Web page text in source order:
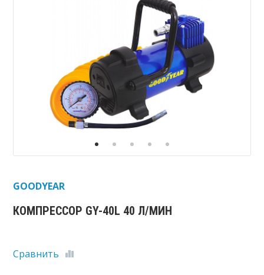
КОМПРЕССОР GY-40L 40 Л/МИН
GOODYEAR
Сравнить